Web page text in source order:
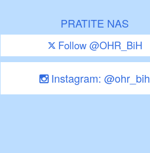
PRATITE NAS
Follow @OHR_BiH
Instagram: @ohr_bih